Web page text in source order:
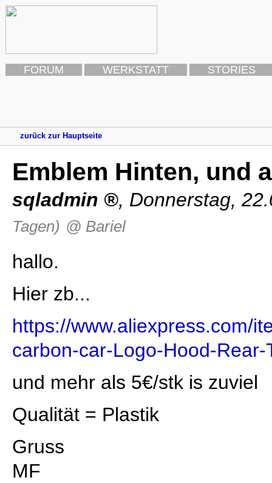
FORUM WERKSTATT STORIES
zurück zur Hauptseite
Emblem Hinten, und
sqladmin , Donnerstag,
Tagen) @ Bariel
hallo.
Hier zb...
https://www.aliexpress.com/
carbon-car-Logo-Hood-Rear-
und mehr als 5€/stk is zuviel
Qualität = Plastik
Gruss
MF